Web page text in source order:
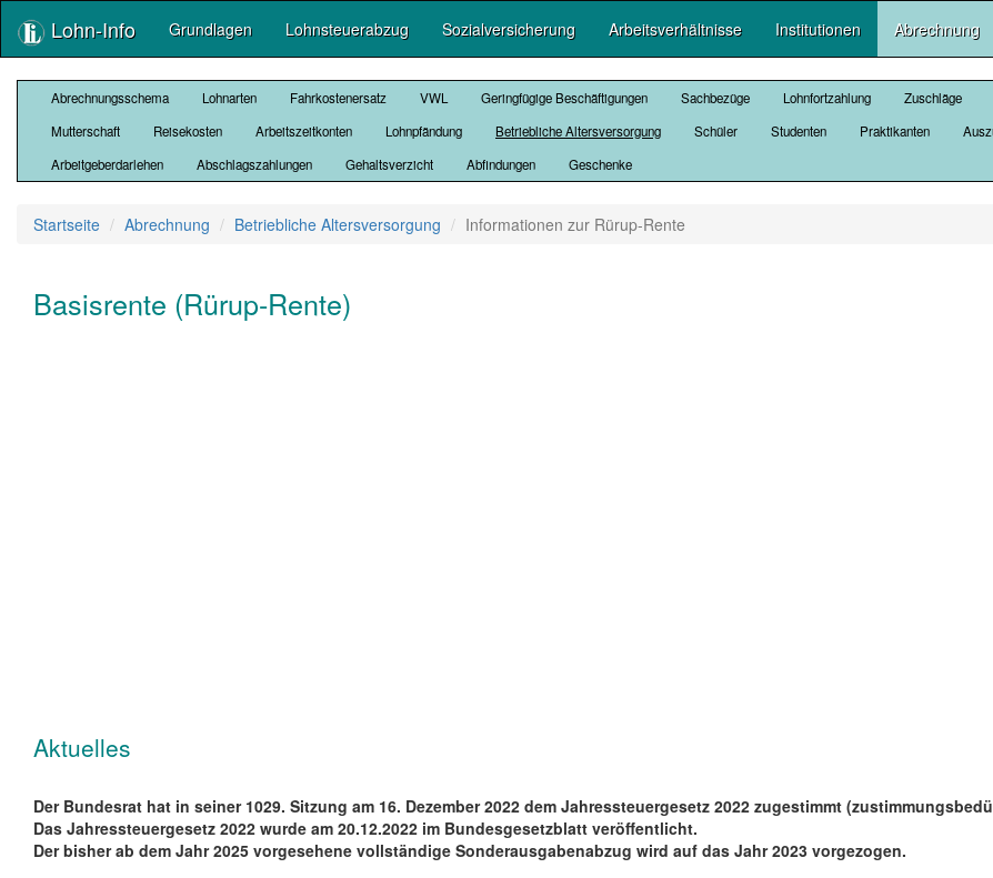
Lohn-Info Grundlagen Lohnsteuerabzug Sozialversicherung Arbeitsverhältnisse Institutionen Abrechnung
Abrechnungsschema Lohnarten Fahrkostenersatz VWL Geringfügige Beschäftigungen Sachbezüge Lohnfortzahlung Zuschläge
Mutterschaft
Reisekosten Arbeitszeitkonten Lohnpfändung Betriebliche Altersversorgung Schüler Studenten Praktikanten
Arbeitgeberdarlehen
Abschlagszahlungen Gehaltsverzicht Abfindungen Geschenke
Startseite Abrechnung Betriebliche Altersversorgung Informationen zur Rürup-Rente
Basisrente (Rürup-Rente)
Aktuelles
Der Bundesrat hat in seiner 1029. Sitzung am 16. Dezember 2022 dem Jahressteuergesetz 2022 zugestimmt
Das Jahressteuergesetz 2022 wurde am 20.12.2022 im Bundesgesetzblatt veröffentlicht.
Der bisher ab dem Jahr 2025 vorgesehene vollständige Sonderausgabenabzug wird auf das Jahr 2023 vorgezogen.